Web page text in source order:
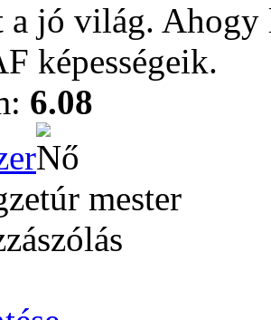
a jó világ.
képességeik.
6.08
mester